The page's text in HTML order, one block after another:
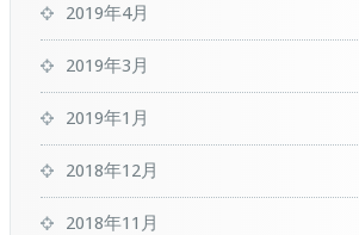
2019年4月
2019年3月
2019年1月
2018年12月
2018年11月